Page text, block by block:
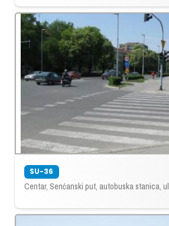
SU-36
Centar, Senćanski put, autobuska stanica,